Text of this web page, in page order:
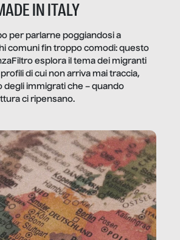
IN ITALY
per parlarne poggiandosi a
comuni fin troppo comodi: questo
esplora il tema dei migranti
di cui non arriva mai traccia,
degli immigrati che – quando
ci ripensano.